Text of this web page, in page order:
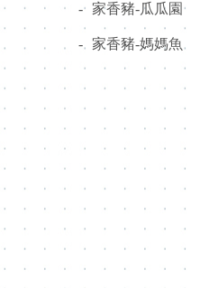
- 家香豬-瓜瓜園
- 家香豬-媽媽魚